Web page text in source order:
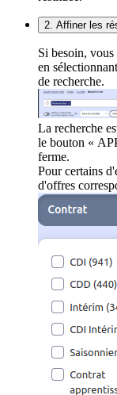
2. Affiner les
Si besoin,
en
de recherche.
La recherche
le bouton «
ferme.
Pour certains
d'offres